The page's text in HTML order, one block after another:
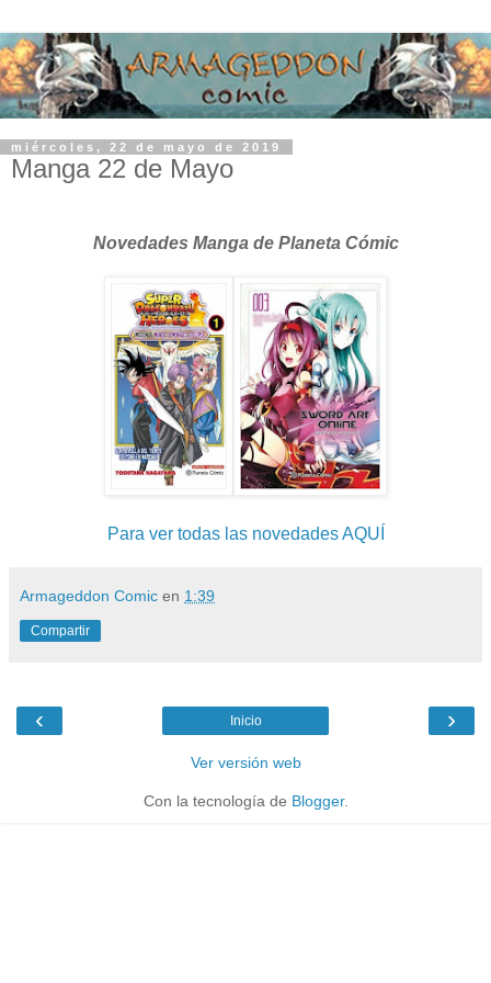
miércoles, 22 de mayo de 2019
Manga 22 de Mayo
Novedades Manga de Planeta Cómic
Para ver todas las novedades AQUÍ
Armageddon Comic en 1:39
Compartir
‹ ›
Inicio
Ver versión web
Con la tecnología de Blogger.